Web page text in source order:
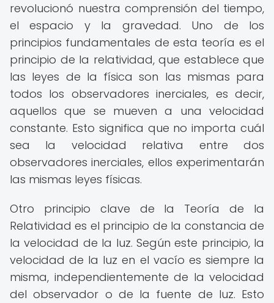
revolucionó nuestra comprensión del tiempo,
el espacio y la gravedad. Uno de los
principios fundamentales de esta teoría es el
principio de la relatividad, que establece que
las leyes de la física son las mismas para
todos los observadores inerciales, es decir,
aquellos que se mueven a una velocidad
constante. Esto significa que no importa cuál
sea la velocidad relativa entre dos
observadores inerciales, ellos experimentarán
las mismas leyes físicas.
Otro principio clave de la Teoría de la
Relatividad es el principio de la constancia de
la velocidad de la luz. Según este principio, la
velocidad de la luz en el vacío es siempre la
misma, independientemente de la velocidad
del observador o de la fuente de luz. Esto